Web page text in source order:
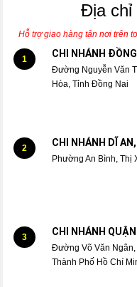
Địa chỉ
Hỗ trợ giao hàng tận nơi trên
1 CHI NHÁNH ĐỒNG
Đường Nguyễn Văn
Hòa, Tỉnh Đồng Nai
2 CHI NHÁNH DĨ
Phường An Bình, Thị
3 CHI NHÁNH
Đường Võ Văn
Thành Phố Hồ Chí